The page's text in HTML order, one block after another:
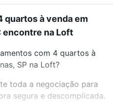
quartos à venda em
encontre na Loft
com 4 quartos à
SP na Loft?
toda a negociação para
segura e descomplicada.